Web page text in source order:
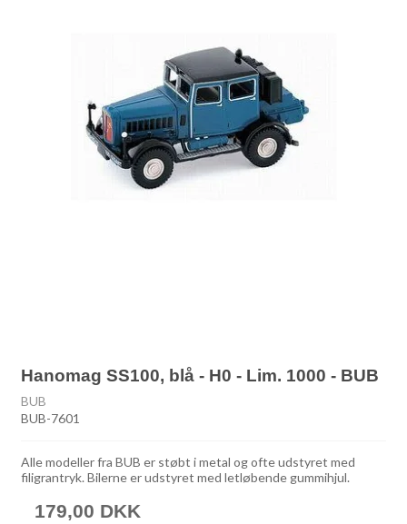
Hanomag SS100, blå - H0 - Lim. 1000 - BUB
BUB
BUB-7601
Alle modeller fra BUB er støbt i metal og ofte udstyret med
filigrantryk. Bilerne er udstyret med letløbende gummihjul.
179,00 DKK